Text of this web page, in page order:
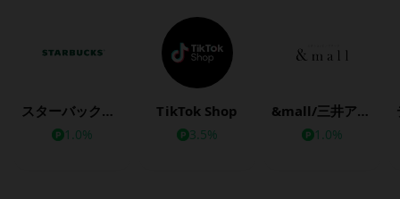
スターバックス公式オンラインストア
1.0%
TikTok Shop
3.5%
&mall/三井アウトレットパークオンライン
1.0%